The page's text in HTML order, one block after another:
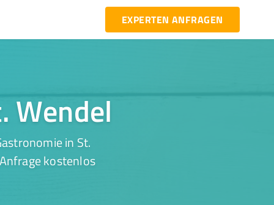
EXPERTEN ANFRAGEN
Wendel
in St.
kostenlos